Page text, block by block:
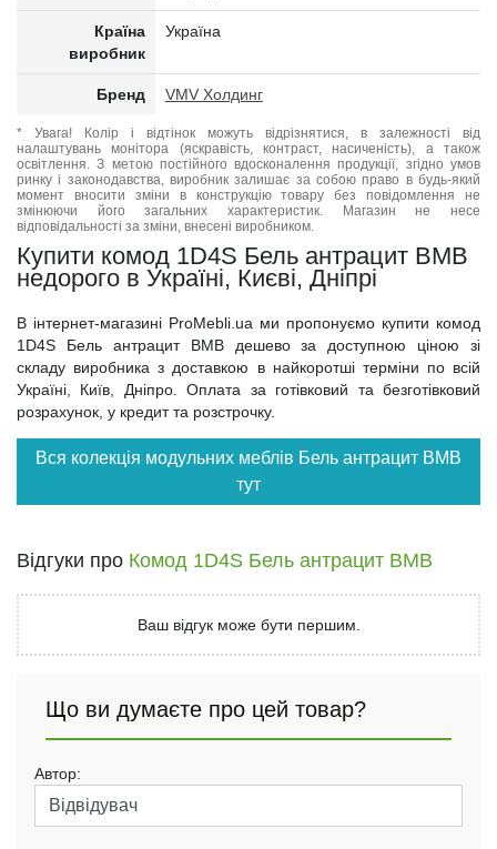
Країна
виробник
Україна
Бренд VMV Холдинг
* Увага! Колір і відтінок можуть відрізнятися, в залежності від
налаштувань монітора (яскравість, контраст, насиченість), а також
освітлення. З метою постійного вдосконалення продукції, згідно умов
ринку і законодавства, виробник залишає за собою право в будь-який
момент вносити зміни в конструкцію товару без повідомлення не
змінюючи його загальних характеристик. Магазин не несе
відповідальності за зміни, внесені виробником.
Купити комод 1D4S Бель антрацит ВМВ
недорого в Україні, Києві, Дніпрі
В інтернет-магазині ProMebli.ua ми пропонуємо купити комод
1D4S Бель антрацит ВМВ дешево за доступною ціною зі
складу виробника з доставкою в найкоротші терміни по всій
Україні, Київ, Дніпро. Оплата за готівковий та безготівковий
розрахунок, у кредит та розстрочку.
Вся колекція модульних меблів Бель антрацит ВМВ
тут
Відгуки про Комод 1D4S Бель антрацит ВМВ
Ваш відгук може бути першим.
Що ви думаєте про цей товар?
Автор: